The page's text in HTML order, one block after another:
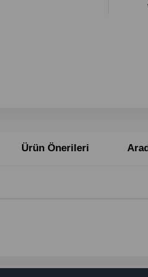
Ürün Önerileri